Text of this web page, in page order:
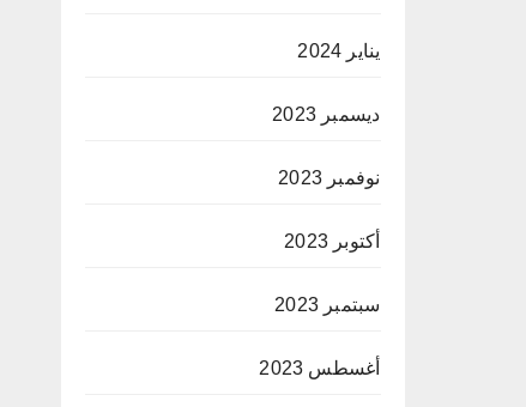
يناير 2024
ديسمبر 2023
نوفمبر 2023
أكتوبر 2023
سبتمبر 2023
أغسطس 2023